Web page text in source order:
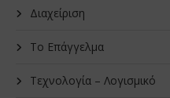
Διαχείριση
Το Επάγγελμα
Τεχνολογία – Λογισμικό